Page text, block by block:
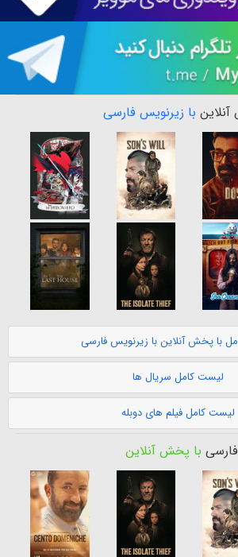
با زیرنویس فارسی
با پخش آنلاین با زیرنویس فارسی
لیست کامل سریال ها
لیست کامل فیلم های دوبله
با پخش آنلاین